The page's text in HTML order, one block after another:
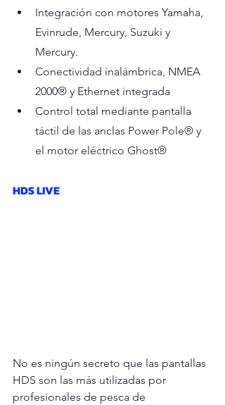
Integración con motores Yamaha,
Evinrude, Mercury, Suzuki y
Mercury.
Conectividad inalámbrica, NMEA
2000® y Ethernet integrada
Control total mediante pantalla
táctil de las anclas Power Pole® y
el motor eléctrico Ghost®
HDS LIVE
No es ningún secreto que las pantallas
HDS son las más utilizadas por
profesionales de pesca de